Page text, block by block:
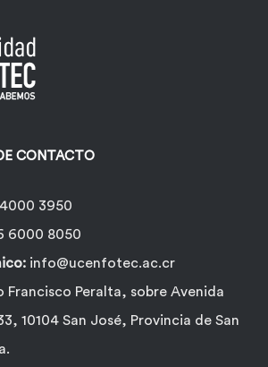
CONTACTO
3950
6000 8050
info@ucenfotec.ac.cr
Francisco Peralta, sobre Avenida
10104 San José, Provincia de San